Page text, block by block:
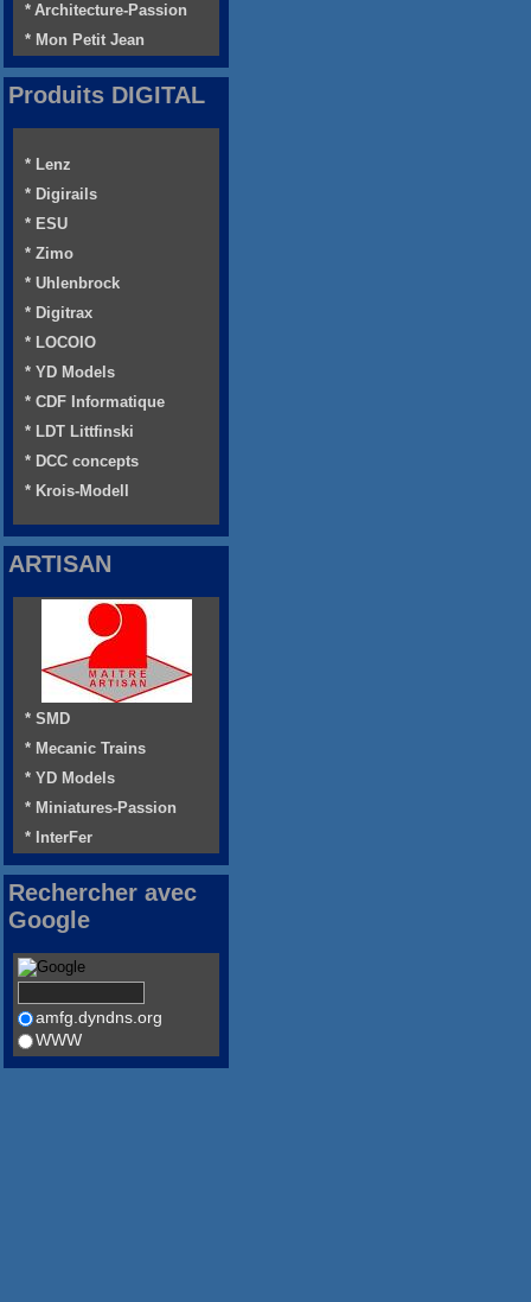
* Architecture-Passion
* Mon Petit Jean
Produits DIGITAL
* Lenz
* Digirails
* ESU
* Zimo
* Uhlenbrock
* Digitrax
* LOCOIO
* YD Models
* CDF Informatique
* LDT Littfinski
* DCC concepts
* Krois-Modell
ARTISAN
* SMD
* Mecanic Trains
* YD Models
* Miniatures-Passion
* InterFer
Rechercher avec
Google
amfg.dyndns.org
WWW